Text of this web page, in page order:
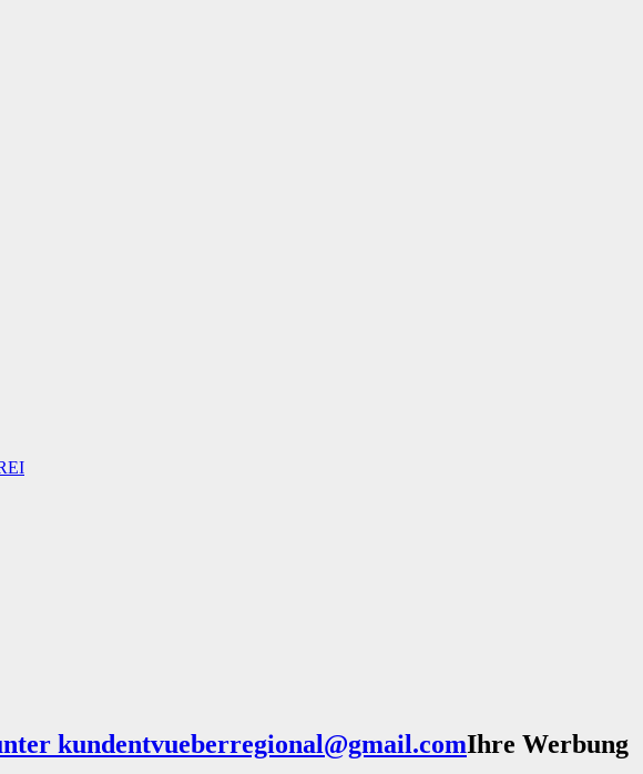
Ihre Werbung